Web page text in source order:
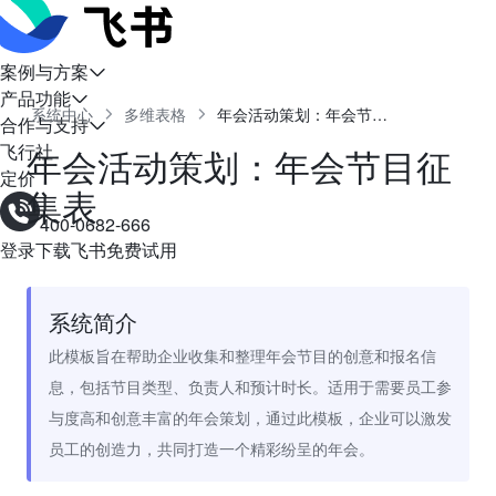
案例与方案
产品功能
合作与支持
飞行社
定价
400-0682-666
登录下载飞书免费试用
系统中心 多维表格 年会活动策划：年会节目征集表
年会活动策划：年会节目征
集表
系统简介
此模板旨在帮助企业收集和整理年会节目的创意和报名信
息，包括节目类型、负责人和预计时长。适用于需要员工参
与度高和创意丰富的年会策划，通过此模板，企业可以激发
员工的创造力，共同打造一个精彩纷呈的年会。